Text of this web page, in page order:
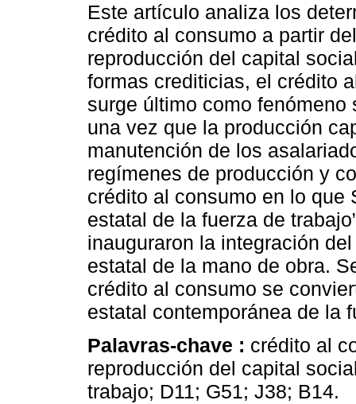
Este artículo analiza los
crédito al consumo a partir
reproducción del capital
formas crediticias, el crédito
surge último como fenómeno
una vez que la producción
manutención de los
regímenes de producción y
crédito al consumo en lo que
estatal de la fuerza de
inauguraron la integración
estatal de la mano de obra.
crédito al consumo se
estatal contemporánea de la
Palavras-chave : crédito al
reproducción del capital
trabajo; D11; G51; J38; B14.